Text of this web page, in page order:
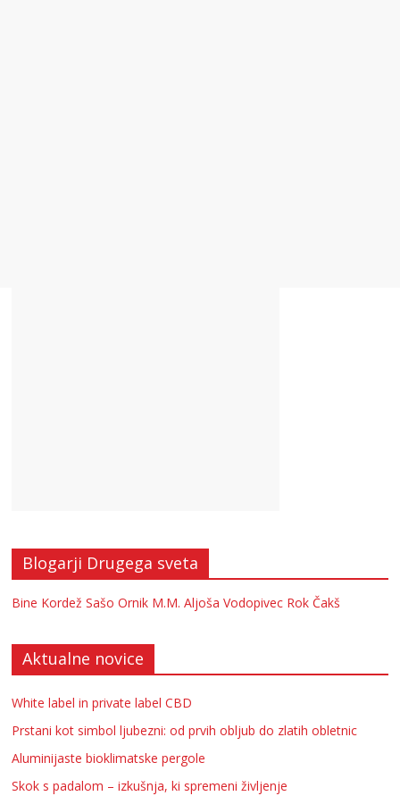
Blogarji Drugega sveta
Bine Kordež Sašo Ornik M.M. Aljoša Vodopivec Rok Čakš
Aktualne novice
White label in private label CBD
Prstani kot simbol ljubezni: od prvih obljub do zlatih obletnic
Aluminijaste bioklimatske pergole
Skok s padalom – izkušnja, ki spremeni življenje